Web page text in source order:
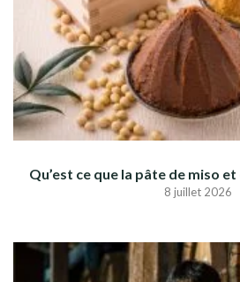
Qu’est ce que la pâte de miso
8 juillet 2026